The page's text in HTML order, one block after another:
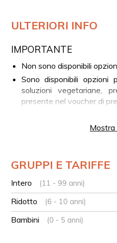
ULTERIORI INFO
IMPORTANTE
Non sono disponibili
Sono disponibili opzioni
soluzioni vegetariane,
presente nel voucher di
a chi soffre di allergie
Accoglienza nel giardino di
Incontro con la cuoca
all’esperienza
Tour dell’orto e racconti
Preparazione della pasta
Mostra
GRUPPI E TARIFFE
Intero (11 - 99 anni)
Ridotto (6 - 10 anni)
Bambini (0 - 5 anni)